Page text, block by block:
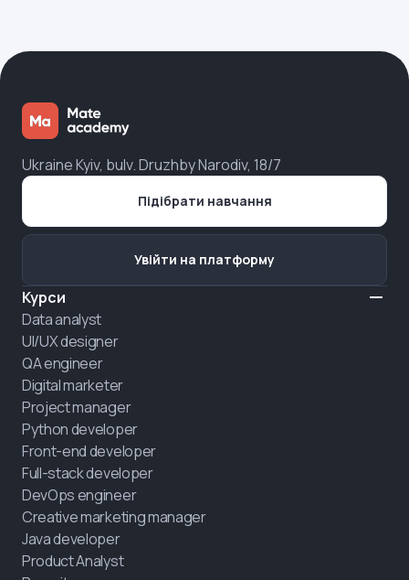
Ukraine Kyiv, bulv. Druzhby Narodiv, 18/7
Курси
Data analyst
UI/UX designer
QA engineer
Digital marketer
Project manager
Python developer
Front-end developer
Full-stack developer
DevOps engineer
Creative marketing manager
Java developer
Product Analyst
Підібрати навчання
Увійти на платформу